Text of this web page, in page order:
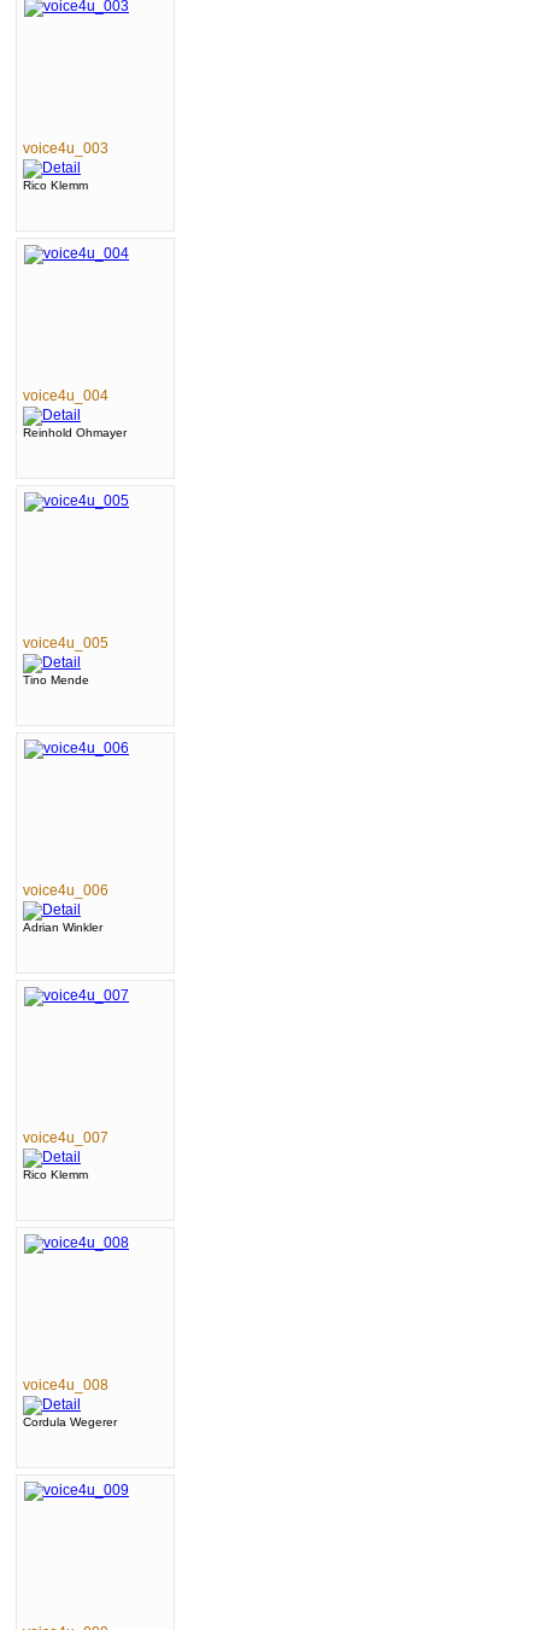
voice4u_003
Rico Klemm
voice4u_004
Reinhold Ohmayer
voice4u_005
Tino Mende
voice4u_006
Adrian Winkler
voice4u_007
Rico Klemm
voice4u_008
Cordula Wegerer